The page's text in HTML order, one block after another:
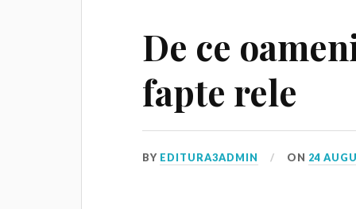
De ce
fapte rele
BY EDITURA3ADMIN ON 24